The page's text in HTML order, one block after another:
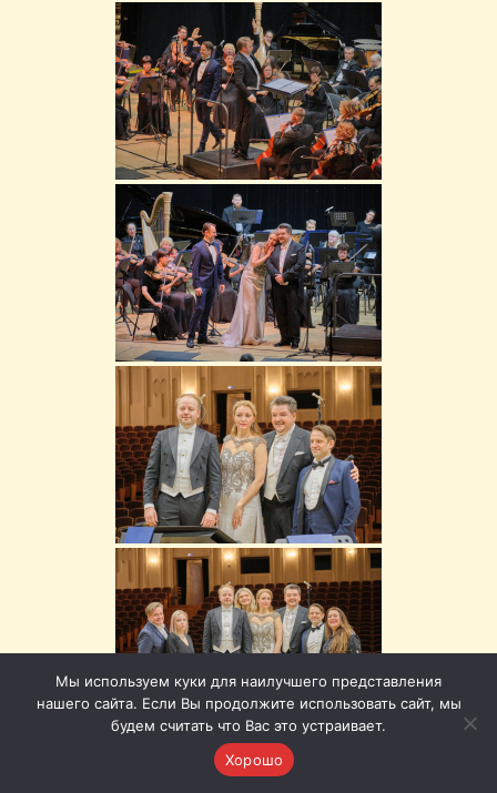
Мы используем куки для наилучшего представления
нашего сайта. Если Вы продолжите использовать сайт, мы
будем считать что Вас это устраивает.
Хорошо